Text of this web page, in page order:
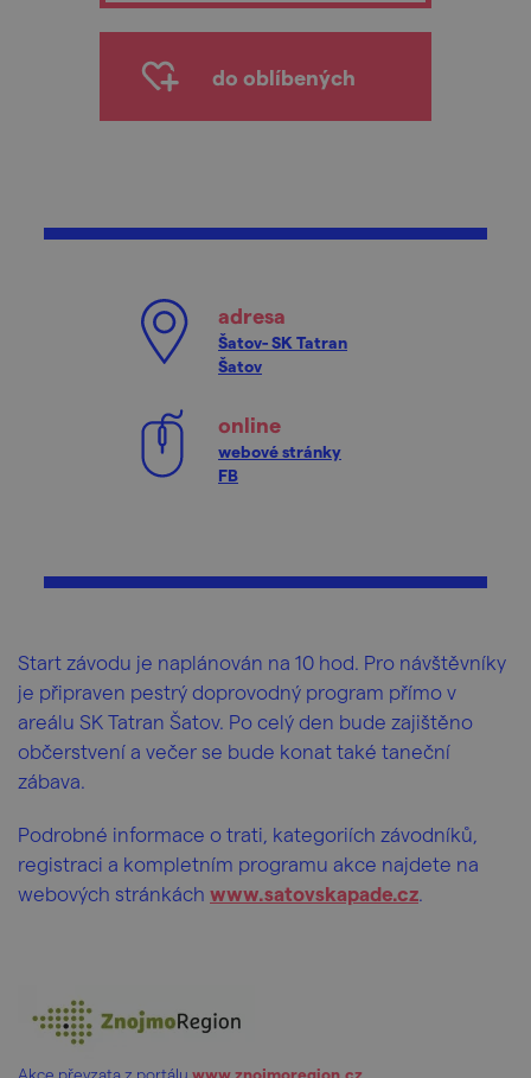
do oblíbených
adresa
Šatov- SK Tatran
Šatov
online
webové stránky
FB
Start závodu je naplánován na 10 hod. Pro návštěvníky
je připraven pestrý doprovodný program přímo v
areálu SK Tatran Šatov. Po celý den bude zajištěno
občerstvení a večer se bude konat také taneční
zábava.
Podrobné informace o trati, kategoriích závodníků,
registraci a kompletním programu akce najdete na
webových stránkách www.satovskapade.cz.
Akce převzata z portálu www.znojmoregion.cz